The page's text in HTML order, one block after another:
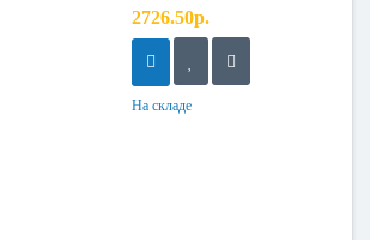
2726.50р.
На складе